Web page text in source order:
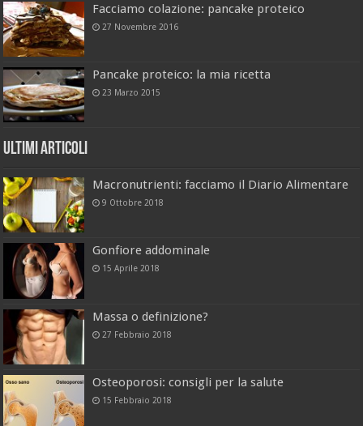
Facciamo colazione: pancake proteico
27 Novembre 2016
Pancake proteico: la mia ricetta
23 Marzo 2015
Ultimi Articoli
Macronutrienti: facciamo il Diario Alimentare
9 Ottobre 2018
Gonfiore addominale
15 Aprile 2018
Massa o definizione?
27 Febbraio 2018
Osteoporosi: consigli per la salute
15 Febbraio 2018